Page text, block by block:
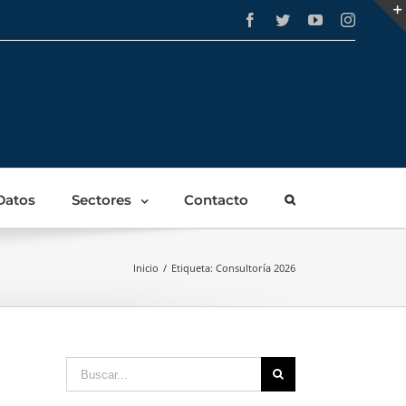
Facebook
TwitterYouTube
Sectores Contacto
Inicio / Etiqueta: Consultoría 2026